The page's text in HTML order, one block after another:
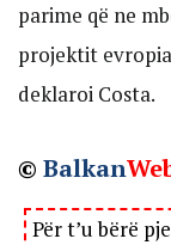
parime që ne
projektit
deklaroi Costa.
© Balkan
Për t’u bërë